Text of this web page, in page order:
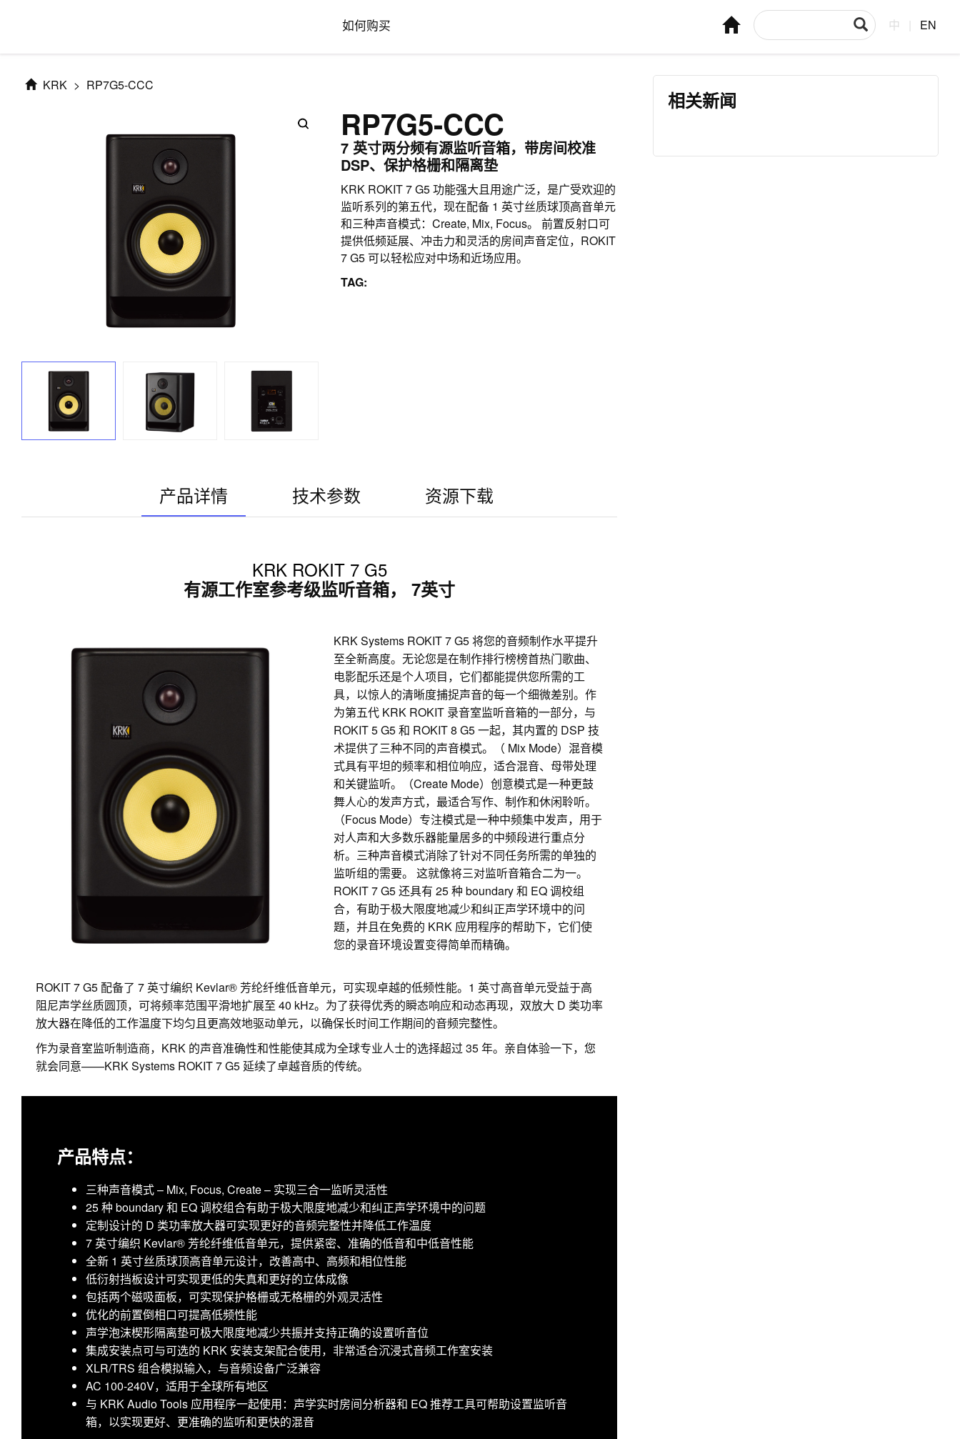
如何购买 中 EN
KRK > RP7G5-CCC
RP7G5-CCC
7 英寸两分频有源监听音箱，带房间校准
DSP、保护格栅和隔离垫
KRK ROKIT 7 G5 功能强大且用途广泛，是广受欢迎的
监听系列的第五代，现在配备 1 英寸丝质球顶高音单元
和三种声音模式：Create, Mix, Focus。 前置反射口可
提供低频延展、冲击力和灵活的房间声音定位，ROKIT
7 G5 可以轻松应对中场和近场应用。
TAG:
产品详情 技术参数 资源下载
KRK ROKIT 7 G5
有源工作室参考级监听音箱， 7英寸
KRK Systems ROKIT 7 G5 将您的音频制作水平提升
至全新高度。无论您是在制作排行榜榜首热门歌曲、
电影配乐还是个人项目，它们都能提供您所需的工
具，以惊人的清晰度捕捉声音的每一个细微差别。作
为第五代 KRK ROKIT 录音室监听音箱的一部分，与
ROKIT 5 G5 和 ROKIT 8 G5 一起，其内置的 DSP 技
术提供了三种不同的声音模式。（ Mix Mode）混音模
式具有平坦的频率和相位响应，适合混音、母带处理
和关键监听。（Create Mode）创意模式是一种更鼓
舞人心的发声方式，最适合写作、制作和休闲聆听。
（Focus Mode）专注模式是一种中频集中发声，用于
对人声和大多数乐器能量居多的中频段进行重点分
析。三种声音模式消除了针对不同任务所需的单独的
监听组的需要。 这就像将三对监听音箱合二为一。
ROKIT 7 G5 还具有 25 种 boundary 和 EQ 调校组
合，有助于极大限度地减少和纠正声学环境中的问
题，并且在免费的 KRK 应用程序的帮助下，它们使
您的录音环境设置变得简单而精确。
ROKIT 7 G5 配备了 7 英寸编织 Kevlar® 芳纶纤维低音单元，可实现卓越的低频性能。1 英寸高音单元受益于高
阻尼声学丝质圆顶，可将频率范围平滑地扩展至 40 kHz。为了获得优秀的瞬态响应和动态再现，双放大 D 类功率
放大器在降低的工作温度下均匀且更高效地驱动单元，以确保长时间工作期间的音频完整性。
作为录音室监听制造商，KRK 的声音准确性和性能使其成为全球专业人士的选择超过 35 年。亲自体验一下，您
就会同意——KRK Systems ROKIT 7 G5 延续了卓越音质的传统。
产品特点：
三种声音模式 – Mix, Focus, Create – 实现三合一监听灵活性
25 种 boundary 和 EQ 调校组合有助于极大限度地减少和纠正声学环境中的问题
定制设计的 D 类功率放大器可实现更好的音频完整性并降低工作温度
7 英寸编织 Kevlar® 芳纶纤维低音单元，提供紧密、准确的低音和中低音性能
全新 1 英寸丝质球顶高音单元设计，改善高中、高频和相位性能
低衍射挡板设计可实现更低的失真和更好的立体成像
包括两个磁吸面板，可实现保护格栅或无格栅的外观灵活性
优化的前置倒相口可提高低频性能
声学泡沫楔形隔离垫可极大限度地减少共振并支持正确的设置听音位
集成安装点可与可选的 KRK 安装支架配合使用，非常适合沉浸式音频工作室安装
XLR/TRS 组合模拟输入，与音频设备广泛兼容
AC 100-240V，适用于全球所有地区
与 KRK Audio Tools 应用程序一起使用：声学实时房间分析器和 EQ 推荐工具可帮助设置监听音
箱，以实现更好、更准确的监听和更快的混音
相关新闻